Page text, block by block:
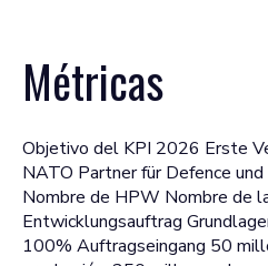
Métricas
Objetivo del KPI 2026 Erste
NATO Partner für Defence und
Nombre de HPW Nombre de
Entwicklungsauftrag
100% Auftragseingang 50